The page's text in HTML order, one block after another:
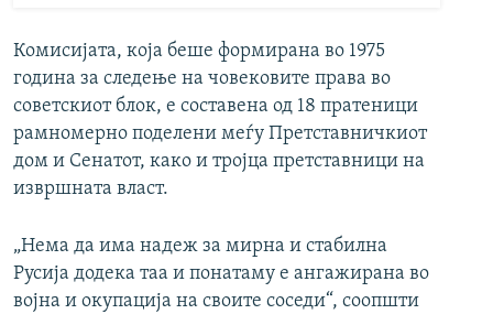
Комисијата, која беше формирана во 1975
година за следење на човековите права во
советскиот блок, е составена од 18 пратеници
рамномерно поделени меѓу Претставничкиот
дом и Сенатот, како и тројца претставници на
извршната власт.
„Нема да има надеж за мирна и стабилна
Русија додека таа и понатаму е ангажирана во
војна и окупација на своите соседи“, соопшти